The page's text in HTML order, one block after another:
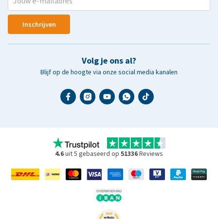
Inschrijven
Volg je ons al?
Blijf op de hoogte via onze social media kanalen
4.6uit 5 gebaseerd op 51336Reviews